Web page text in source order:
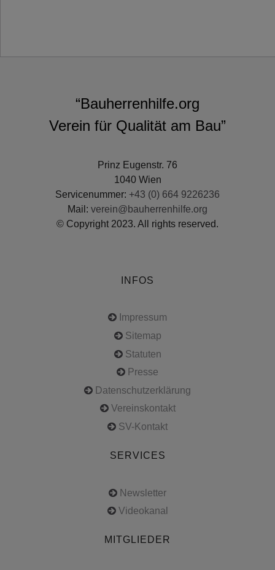
“Bauherrenhilfe.org
Verein für Qualität am Bau”
Prinz Eugenstr. 76
1040 Wien
Servicenummer: +43 (0) 664 9226236
Mail: verein@bauherrenhilfe.org
© Copyright 2023. All rights reserved.
INFOS
Impressum
Sitemap
Statuten
Presse
Datenschutzerklärung
Vereinskontakt
SV-Kontakt
SERVICES
Newsletter
Videokanal
MITGLIEDER